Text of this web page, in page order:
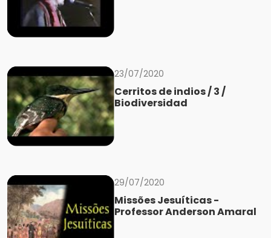
23/07/2020
Cerritos de indios / 3 /
Biodiversidad
29/07/2020
Missões Jesuíticas -
Professor Anderson Amaral